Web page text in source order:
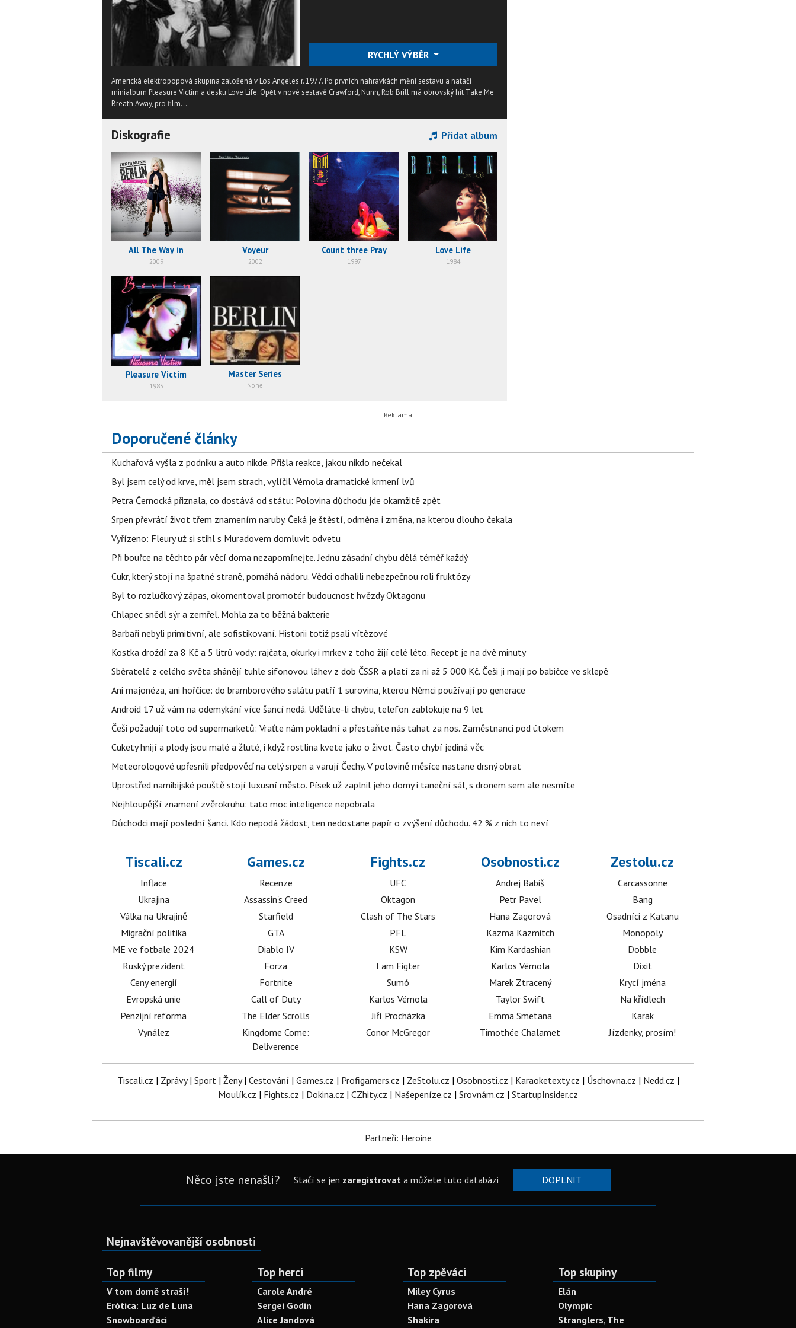
RYCHLÝ VÝBĚR
Americká elektropopová skupina založená v Los Angeles r. 1977. Po prvních nahrávkách mění sestavu a natáčí
minialbum Pleasure Victim a desku Love Life. Opět v nové sestavě Crawford, Nunn, Rob Brill má obrovský hit Take Me
Breath Away, pro film...
Diskografie Přidat album
All The Way in
2009
Voyeur
2002
Count three Pray
1997
Love Life
1984
Pleasure Victim
1983
Master Series
None
Doporučené články
Kuchařová vyšla z podniku a auto nikde. Přišla reakce, jakou nikdo nečekal
Byl jsem celý od krve, měl jsem strach, vylíčil Vémola dramatické krmení lvů
Petra Černocká přiznala, co dostává od státu: Polovina důchodu jde okamžitě zpět
Srpen převrátí život třem znamením naruby. Čeká je štěstí, odměna i změna, na kterou dlouho čekala
Vyřízeno: Fleury už si stihl s Muradovem domluvit odvetu
Při bouřce na těchto pár věcí doma nezapomínejte. Jednu zásadní chybu dělá téměř každý
Cukr, který stojí na špatné straně, pomáhá nádoru. Vědci odhalili nebezpečnou roli fruktózy
Byl to rozlučkový zápas, okomentoval promotér budoucnost hvězdy Oktagonu
Chlapec snědl sýr a zemřel. Mohla za to běžná bakterie
Barbaři nebyli primitivní, ale sofistikovaní. Historii totiž psali vítězové
Kostka droždí za 8 Kč a 5 litrů vody: rajčata, okurky i mrkev z toho žijí celé léto. Recept je na dvě minuty
Sběratelé z celého světa shánějí tuhle sifonovou láhev z dob ČSSR a platí za ni až 5 000 Kč. Češi ji mají po babičce ve sklepě
Ani majonéza, ani hořčice: do bramborového salátu patří 1 surovina, kterou Němci používají po generace
Android 17 už vám na odemykání více šancí nedá. Uděláte-li chybu, telefon zablokuje na 9 let
Češi požadují toto od supermarketů: Vraťte nám pokladní a přestaňte nás tahat za nos. Zaměstnanci pod útokem
Cukety hnijí a plody jsou malé a žluté, i když rostlina kvete jako o život. Často chybí jediná věc
Meteorologové upřesnili předpověď na celý srpen a varují Čechy. V polovině měsíce nastane drsný obrat
Uprostřed namibijské pouště stojí luxusní město. Písek už zaplnil jeho domy i taneční sál, s dronem sem ale nesmíte
Nejhloupější znamení zvěrokruhu: tato moc inteligence nepobrala
Důchodci mají poslední šanci. Kdo nepodá žádost, ten nedostane papír o zvýšení důchodu. 42 % z nich to neví
Tiscali.cz
Inflace
Ukrajina
Válka na Ukrajině
Migrační politika
ME ve fotbale 2024
Ruský prezident
Ceny energií
Evropská unie
Penzijní reforma
Vynález
Games.cz
Recenze
Assassin's Creed
Starfield
GTA
Diablo IV
Forza
Fortnite
Call of Duty
The Elder Scrolls
Kingdome Come:
Deliverence
Fights.cz
UFC
Oktagon
Clash of The Stars
PFL
KSW
I am Figter
Sumó
Karlos Vémola
Jiří Procházka
Conor McGregor
Osobnosti.cz
Andrej Babiš
Petr Pavel
Hana Zagorová
Kazma Kazmitch
Kim Kardashian
Karlos Vémola
Marek Ztracený
Taylor Swift
Emma Smetana
Timothée Chalamet
Zestolu.cz
Carcassonne
Bang
Osadníci z Katanu
Monopoly
Dobble
Dixit
Krycí jména
Na křídlech
Karak
Jízdenky, prosím!
Tiscali.cz | Zprávy| Sport| Ženy| Cestování | Games.cz | Profigamers.cz | ZeStolu.cz | Osobnosti.cz | Karaoketexty.cz | Úschovna.cz | Nedd.cz |
Moulík.cz | Fights.cz | Dokina.cz | CZhity.cz | Našepeníze.cz | Srovnám.cz | StartupInsider.cz
Partneři: Heroine
Něco jste nenašli? Stačí se jen zaregistrovata můžete tuto databázi DOPLNIT
Nejnavštěvovanější osobnosti
Top filmy
V tom domě straší!
Erótica: Luz de Luna
Snowboarďáci
Top herci
Carole André
Sergei Godin
Alice Jandová
Top zpěváci
Miley Cyrus
Hana Zagorová
Shakira
Top skupiny
Elán
Olympic
Stranglers, The